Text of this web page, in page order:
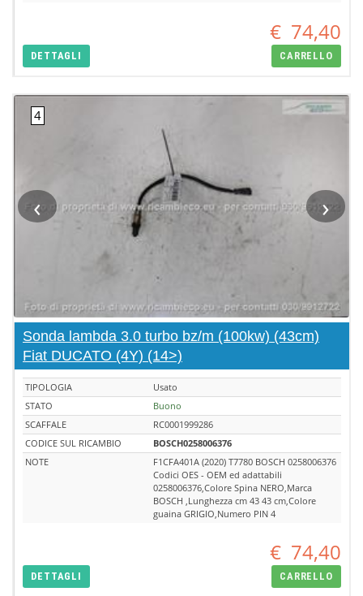
€ 74,40
DETTAGLI CARRELLO
‹ ›
Sonda lambda 3.0 turbo bz/m (100kw) (43cm)
Fiat DUCATO (4Y) (14>)
TIPOLOGIA
Usato
STATO
Buono
SCAFFALE
RC0001999286
CODICE SUL RICAMBIO
BOSCH0258006376
NOTE
F1CFA401A (2020) T7780 BOSCH 0258006376
Codici OES - OEM ed adattabili
0258006376,Colore Spina NERO,Marca
BOSCH ,Lunghezza cm 43 43 cm,Colore
guaina GRIGIO,Numero PIN 4
€ 74,40
DETTAGLI CARRELLO